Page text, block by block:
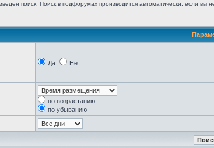
поиск. Поиск в подфорумах производится автоматически, если вы
Да Нет
по возрастанию
по убыванию